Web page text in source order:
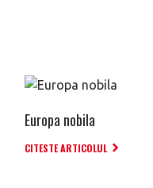
Europa nobila
CITESTE ARTICOLUL